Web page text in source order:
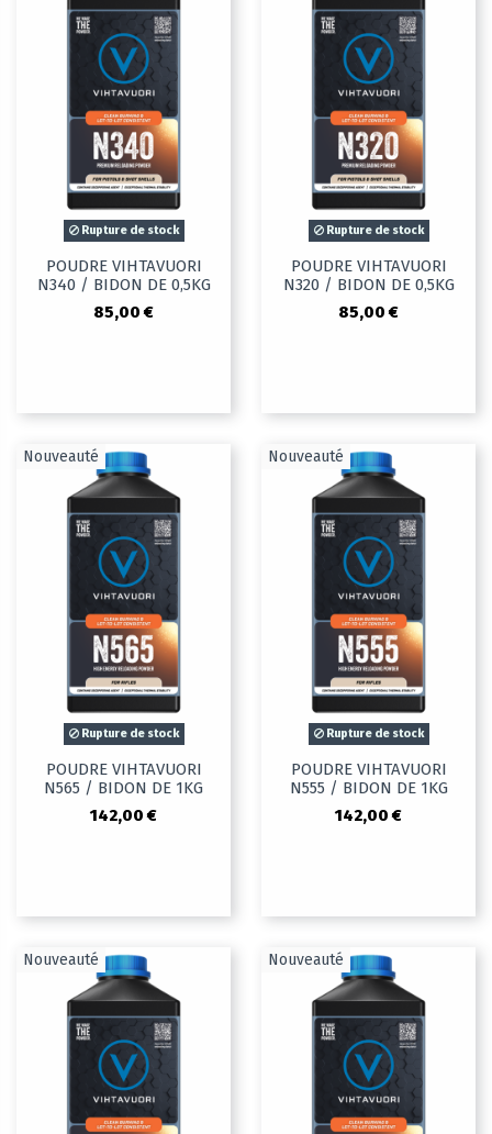
Rupture de stock
POUDRE VIHTAVUORI
N340 / BIDON DE 0,5KG
85,00 €
Rupture de stock
POUDRE VIHTAVUORI
N320 / BIDON DE 0,5KG
85,00 €
Nouveauté
Rupture de stock
POUDRE VIHTAVUORI
N565 / BIDON DE 1KG
142,00 €
Nouveauté
Rupture de stock
POUDRE VIHTAVUORI
N555 / BIDON DE 1KG
142,00 €
Nouveauté Nouveauté